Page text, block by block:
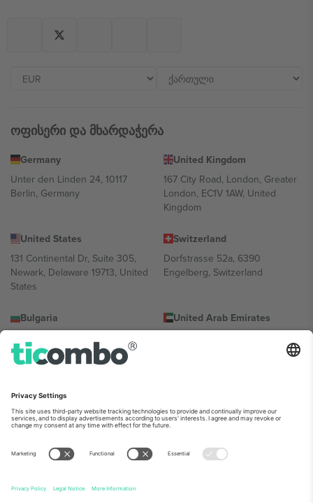
ოფისერი და მხარდაჭერა
Germany
Unter den Linden 24, 10117
Berlin, Germany
United Kingdom
167 City Road, London, Greater
London, EC1V 1AW, United
Kingdom
United States
131 Continental Dr, Suite 305,
Newark, Delaware 19713, United
States
Switzerland
Dorfstrasse 52a, 6390
Engelberg, Switzerland
Bulgaria
Totleben 53-55, 1606 Sofia,
Bulgaria
United Arab Emirates
Building A1, Office 302, Dubai,
Mexico
Av Chapultepec 360, Roma
Norte, Cuauhtémoc, 06700
Ciudad de México, CDMX,
Mexico
პლატფორმის პროვაიდერის იურიდიული პირი იცვლება